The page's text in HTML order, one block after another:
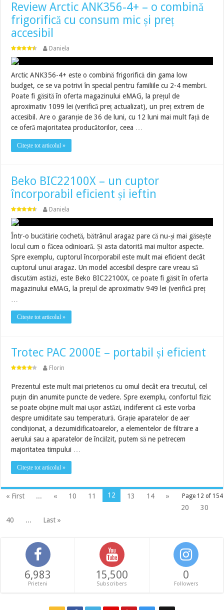
Review Arctic ANK356-4+ – o combină
frigorifică cu consum mic și preț
accesibil
Daniela
Arctic ANK356-4+ este o combină frigorifică din gama low
budget, ce se va potrivi în special pentru familiile cu 2-4 membri.
Poate fi găsită în oferta magazinului eMAG, la prețul de
aproximativ 1099 lei (verifică preț actualizat), un preț extrem de
accesibil. Are o garanție de 36 de luni, cu 12 luni mai mult față de
ce oferă majoritatea producătorilor, ceea …
Citește tot articolul »
Beko BIC22100X – un cuptor
încorporabil eficient și ieftin
Daniela
Într-o bucătărie cochetă, bătrânul aragaz pare că nu-și mai găsește
locul cum o făcea odinioară. Și asta datorită mai multor aspecte.
Spre exemplu, cuptorul încorporabil este mult mai eficient decât
cuptorul unui aragaz. Un model accesibil despre care vreau să
discutăm astăzi, este Beko BIC22100X, ce poate fi găsit în oferta
magazinului eMAG, la prețul de aproximativ 949 lei (verifică preț
Citește tot articolul »
Trotec PAC 2000E – portabil și eficient
Florin
Prezentul este mult mai prietenos cu omul decât era trecutul, cel
puțin din anumite puncte de vedere. Spre exemplu, confortul fizic
se poate obține mult mai ușor astăzi, indiferent că este vorba
despre umiditate sau temperatură. Grație aparatelor de aer
condiționat, a dezumidificatoarelor, a elementelor de filtrare a
aerului sau a aparatelor de încălzit, putem să ne petrecem
majoritatea timpului …
Citește tot articolul »
Page 12 of 154
« First ... « 10 11 12 13 14
»
20
30
40
... Last »
6,983
Prieteni
15,500
Subscribers
0
Followers